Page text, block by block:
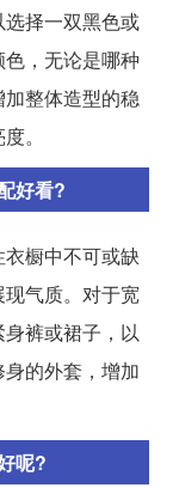
择一双黑色或
，无论是哪种
整体造型的稳
。
好看?
橱中不可或缺
气质。对于宽
裤或裙子，以
的外套，增加
呢?